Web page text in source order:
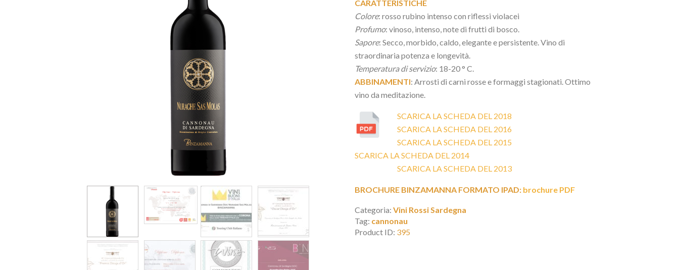
CARATTERISTICHE
Colore: rosso rubino intenso con riflessi violacei
Profumo: vinoso, intenso, note di frutti di bosco.
Sapore: Secco, morbido, caldo, elegante e persistente. Vino di
straordinaria potenza e longevità.
Temperatura di servizio: 18-20 ° C.
ABBINAMENTI: Arrosti di carni rosse e formaggi stagionati. Ottimo
vino da meditazione.
SCARICA LA SCHEDA DEL 2018
SCARICA LA SCHEDA DEL 2016
SCARICA LA SCHEDA DEL 2015
SCARICA LA SCHEDA DEL 2014
SCARICA LA SCHEDA DEL 2013
BROCHURE BINZAMANNA FORMATO IPAD: brochure PDF
Categoria: Vini Rossi Sardegna
Tag: cannonau
Product ID: 395